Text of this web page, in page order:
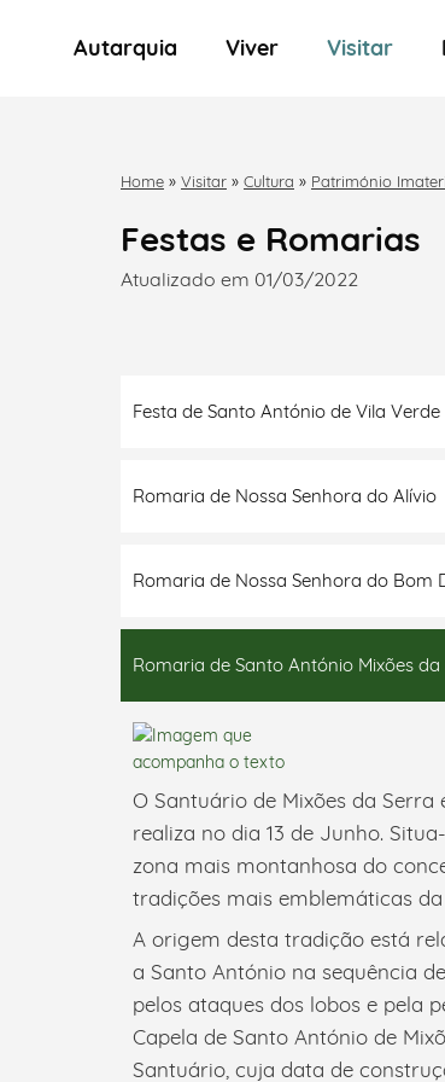
Autarquia Viver Visitar
Home» Visitar» Cultura » Património
Festas e Romarias
Atualizado em 01/03/2022
Festa de Santo António de Vila Verde
Romaria de Nossa Senhora do Alívio
Romaria de Nossa Senhora do Bom
Romaria de Santo António Mixões da
O Santuário de Mixões da
realiza no dia 13 de Junho.
zona mais montanhosa do
tradições mais emblemáticas
A origem desta tradição está
a Santo António na sequência
pelos ataques dos lobos e pela
Capela de Santo António de
Santuário, cuja data de